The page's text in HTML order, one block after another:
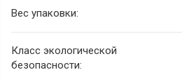
Вес упаковки:
Класс экологической
безопасности: